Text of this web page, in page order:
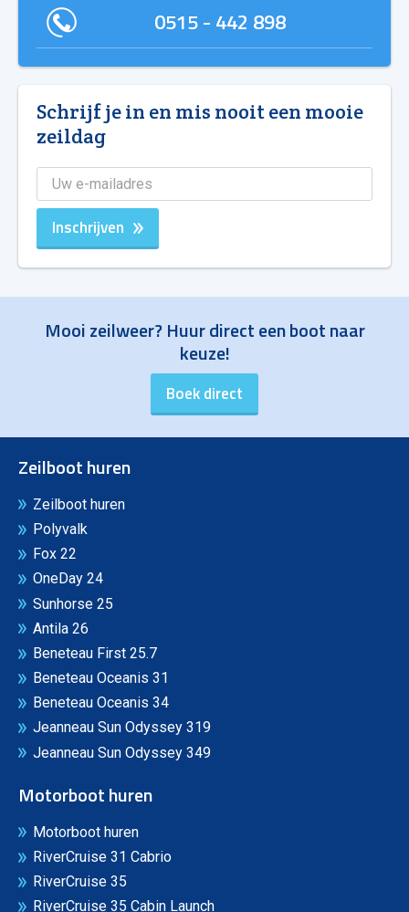
0515 - 442 898
Schrijf je in en mis nooit een mooie
zeildag
Inschrijven
Mooi zeilweer? Huur direct een boot naar
keuze!
Zeilboot huren
Zeilboot huren
Polyvalk
Fox 22
OneDay 24
Sunhorse 25
Antila 26
Beneteau First 25.7
Beneteau Oceanis 31
Beneteau Oceanis 34
Jeanneau Sun Odyssey 319
Jeanneau Sun Odyssey 349
Motorboot huren
Motorboot huren
RiverCruise 31 Cabrio
RiverCruise 35
RiverCruise 35 Cabin Launch